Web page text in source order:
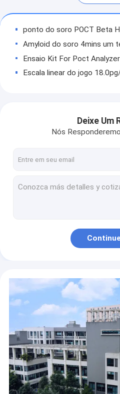
Analisador do
ponto do soro POCT Beta Hcg Test Kit Test da
Amyloid do soro 4mins um teste Kit By
Ensaio Kit For Poct Analyzer do
Escala linear do jogo 18.0pg/ML-
4.0%-14.0% hemoglobina A1c de
Ponto quantitativo de CTnI do Troponin I do
Teste Kit By Immunofluorescence Method do
Jogo rápido do teste do antígeno rápido
Teste de diagnóstico rápido Kit After
Em casa jogo rápido combinado 25Pcs do teste
Jogo rápido da detecção do antígeno do sangue
NT quantitativo Probnp IVD Kit
Deixe Um
Nós
Continue